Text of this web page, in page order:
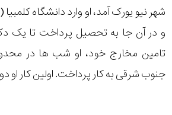
و در آن جا به تحصیل پرداخت تا یک
تامین مخارج خود، او شب ها در
جنوب شرقی به کار پرداخت. اولین کار او
صفحه
در